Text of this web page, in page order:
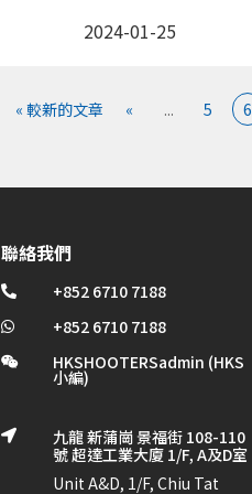
2024-01-25
« 較新的文章 « ... 5 6
聯絡我們
 +852 6710 7188
 +852 6710 7188
 HKSHOOTERSadmin (HKS
小編)

九龍 新蒲崗 景福街 108-110
號 超達工業大廈 1/F, A及D室
Unit A&D, 1/F, Chiu Tat